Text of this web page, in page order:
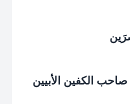
الكفين الأبيين‏